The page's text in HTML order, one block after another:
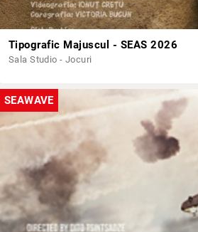
Tipografic Majuscul - SEAS 2026
Sala Studio - Jocuri
SEAWAVE